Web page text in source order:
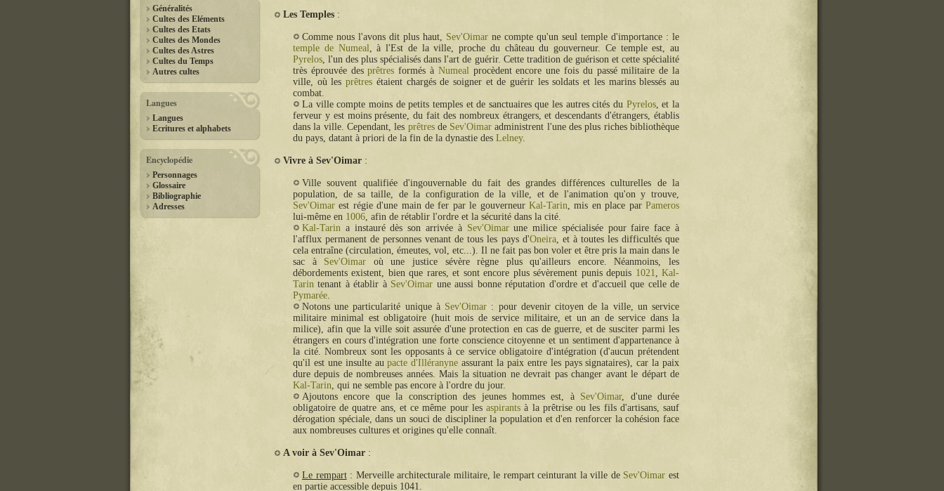
Généralités
Cultes des Eléments
Cultes des Etats
Cultes des Mondes
Cultes des Astres
Cultes du Temps
Autres cultes
Langues
Langues
Ecritures et alphabets
Encyclopédie
Personnages
Glossaire
Bibliographie
Adresses
Les Temples
Comme nous l'avons dit plus haut, Sev'Oimar ne compte qu'un seul temple d'importance : le
temple de Numeal, à l'Est de la ville, proche du château du gouverneur. Ce temple est, au
Pyrelos, l'un des plus spécialisés dans l'art de guérir. Cette tradition de guérison et cette spécialité
très éprouvée desprêtres formés à Numealprocèdent encore une fois du passé militaire de la
ville, où lesprêtres étaient chargés de soigner et de guérir les soldats et les marins blessés au
combat.
La ville compte moins de petits temples et de sanctuaires que les autres cités du Pyrelos, et la
ferveur y est moins présente, du fait des nombreux étrangers, et descendants d'étrangers, établis
dans la ville. Cependant, les prêtresde Sev'Oimar administrent l'une des plus riches bibliothèque
du pays, datant à priori de la fin de la dynastie des Lelney.
Vivre à Sev'Oimar
Ville souvent qualifiée d'ingouvernable du fait des grandes différences culturelles de la
population, de sa taille, de la configuration de la ville, et de l'animation qu'on y trouve,
Sev'Oimar est régie d'une main de fer par le gouverneur Kal-Tarin, mis en place par Pameros
lui-même en 1006, afin de rétablir l'ordre et la sécurité dans la cité.
Kal-Tarin a instauré dès son arrivée à Sev'Oimarune milice spécialisée pour faire face à
l'afflux permanent de personnes venant de tous les pays d'Oneira, et à toutes les difficultés que
cela entraîne (circulation, émeutes, vol, etc...). Il ne fait pas bon voler et être pris la main dans le
sac à Sev'Oimar où une justice sévère règne plus qu'ailleurs encore. Néanmoins, les
débordements existent, bien que rares, et sont encore plus sévèrement punis depuis 1021,Kal-
Tarin tenant à établir à Sev'Oimar une aussi bonne réputation d'ordre et d'accueil que celle de
Pymarée.
Notons une particularité unique à Sev'Oimar : pour devenir citoyen de la ville, un service
militaire minimal est obligatoire (huit mois de service militaire, et un an de service dans la
milice), afin que la ville soit assurée d'une protection en cas de guerre, et de susciter parmi les
étrangers en cours d'intégration une forte conscience citoyenne et un sentiment d'appartenance à
la cité. Nombreux sont les opposants à ce service obligatoire d'intégration (d'aucun prétendent
qu'il est une insulte aupacte d'Illéranyne assurant la paix entre les pays signataires), car la paix
dure depuis de nombreuses années. Mais la situation ne devrait pas changer avant le départ de
Kal-Tarin, qui ne semble pas encore à l'ordre du jour.
Ajoutons encore que la conscription des jeunes hommes est, à Sev'Oimar, d'une durée
obligatoire de quatre ans, et ce même pour lesaspirants à la prêtrise ou les fils d'artisans, sauf
dérogation spéciale, dans un souci de discipliner la population et d'en renforcer la cohésion face
aux nombreuses cultures et origines qu'elle connaît.
A voir à Sev'Oimar
Le rempart: Merveille architecturale militaire, le rempart ceinturant la ville de Sev'Oimar est
en partie accessible depuis 1041.